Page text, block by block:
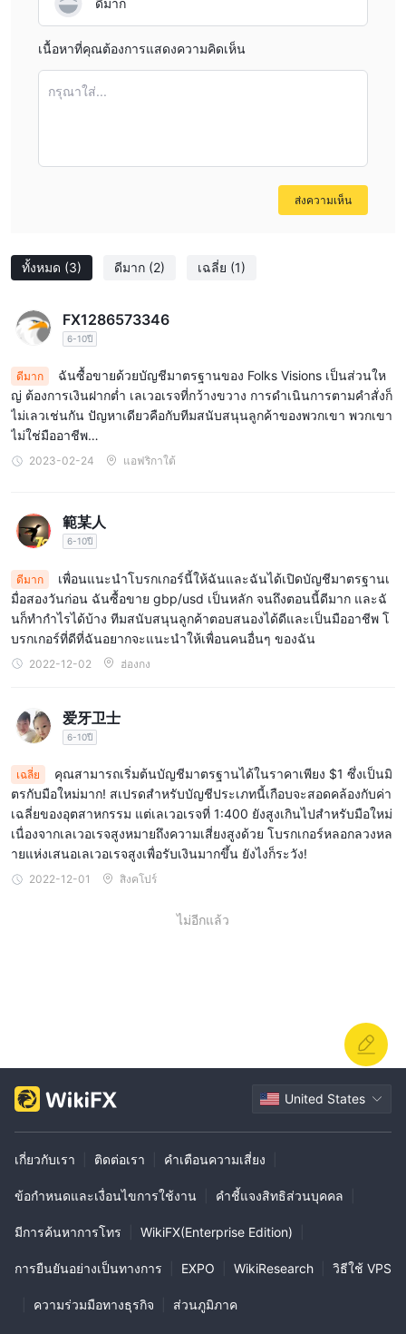
และ ios ไม่ว่าในกรณีใด เราแนะนำให้ใช้ mt4 หรือ mt5 สำหรับ
แพลตฟอร์มการซื้อขายของคุณ ผู้ค้า forex ยกย่องความเสถียรและ
ความน่าเชื่อถือของ metatrader เป็นแพลตฟอร์มการซื้อขาย forex ที่
ได้รับความนิยมสูงสุด ที่ปรึกษาผู้เชี่ยวชาญ การเทรดแบบ algo ตัวบ่งชี้
อุปกรณ์ ios และ android คุณสามารถซื้อขายได้จากทุกที่และทุกเวลา
Folks Visionเว็บไซต์ของไม่เปิดเผยข้อมูลโดยตรงเกี่ยวกับวิธีการชำระ
ลงทุนโดยการโอนเงินผ่านธนาคารและกระเป๋าเงินดิจิทัลของ bitcoin
และ tether ข้อกำหนดเงินฝากเริ่มต้นขั้นต่ำคือ $1 พื้นที่การถอนเผยให้
เวลาดำเนินการ 24 ชั่วโมง
สนับสนุนลูกค้า
Folks Visionสามารถติดต่อฝ่ายสนับสนุนลูกค้าได้ทางอีเมล:
ติดต่อ คุณยังสามารถติดตามโบรกเกอร์นี้บนแพลตฟอร์มโซเชียลมีเดีย
305, กริฟฟิธ คอร์ปอเรต เซ็นเตอร์, บีชมอนต์ อย่างไรก็ตาม โบรกเกอร์
รายนี้ไม่เปิดเผยข้อมูลการติดต่อโดยตรงอื่นๆ เช่น หมายเลขโทรศัพท์ที่
คำเตือนความเสี่ยง
การซื้อขายออนไลน์มีความเสี่ยงสูงและคุณอาจสูญเสียเงินลงทุน
ทั้งหมดของคุณ ไม่เหมาะสำหรับผู้ค้าหรือนักลงทุนทุกคน โปรดตรวจ
สอบว่าคุณเข้าใจถึงความเสี่ยงที่เกี่ยวข้อง และโปรดทราบว่าข้อมูลที่มี
อยู่ในบทความนี้มีวัตถุประสงค์เพื่อเป็นข้อมูลทั่วไปเท่านั้น
ทั้งหมด (3) ดีมาก (2) เฉลี่ย (1)
FX1286573346
6-10ปี
ดีมาก
ฉันซื้อขายด้วยบัญชีมาตรฐานของ Folks Visions เป็นส่วนให
ญ่ ต้องการเงินฝากต่ำ เลเวอเรจที่กว้างขวาง การดำเนินการตามคำสั่งก็
ไม่เลวเช่นกัน ปัญหาเดียวคือกับทีมสนับสนุนลูกค้าของพวกเขา พวกเขา
ไม่ใช่มืออาชีพ…
2023-02-24 แอฟริกาใต้
範某人
6-10ปี
ดีมาก
เพื่อนแนะนำโบรกเกอร์นี้ให้ฉันและฉันได้เปิดบัญชีมาตรฐานเ
มื่อสองวันก่อน ฉันซื้อขาย gbp/usd เป็นหลัก จนถึงตอนนี้ดีมาก และฉั
นก็ทำกำไรได้บ้าง ทีมสนับสนุนลูกค้าตอบสนองได้ดีและเป็นมืออาชีพ โ
บรกเกอร์ที่ดีที่ฉันอยากจะแนะนำให้เพื่อนคนอื่นๆ ของฉัน
2022-12-02 ฮ่องกง
爱牙卫士
6-10ปี
เฉลี่ย
คุณสามารถเริ่มต้นบัญชีมาตรฐานได้ในราคาเพียง $1 ซึ่งเป็นมิ
ตรกับมือใหม่มาก! สเปรดสำหรับบัญชีประเภทนี้เกือบจะสอดคล้องกับค่า
เฉลี่ยของอุตสาหกรรม แต่เลเวอเรจที่ 1:400 ยังสูงเกินไปสำหรับมือใหม่
เนื่องจากเลเวอเรจสูงหมายถึงความเสี่ยงสูงด้วย โบรกเกอร์หลอกลวงหล
ายแห่งเสนอเลเวอเรจสูงเพื่อรับเงินมากขึ้น ยังไงก็ระวัง!
2022-12-01 สิงคโปร์
ไม่อีกแล้ว
ดีมาก
เนื้อหาที่คุณต้องการแสดงความคิดเห็น
กรุณาใส่...
ส่งความเห็น
United States
เกี่ยวกับเรา ติดต่อเรา คำเตือนความเสี่ยง
ข้อกำหนดและเงื่อนไขการใช้งาน คำชี้แจงสิทธิส่วนบุคคล
มีการค้นหาการโทร WikiFX(Enterprise Edition)
การยืนยันอย่างเป็นทางการ EXPO WikiResearch วิธีใช้ VPS
ความร่วมมือทางธุรกิจ ส่วนภูมิภาค